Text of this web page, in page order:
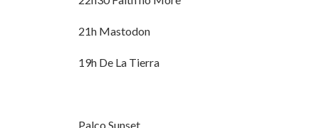
21h Mastodon
19h De La Tierra
Palco Sunset